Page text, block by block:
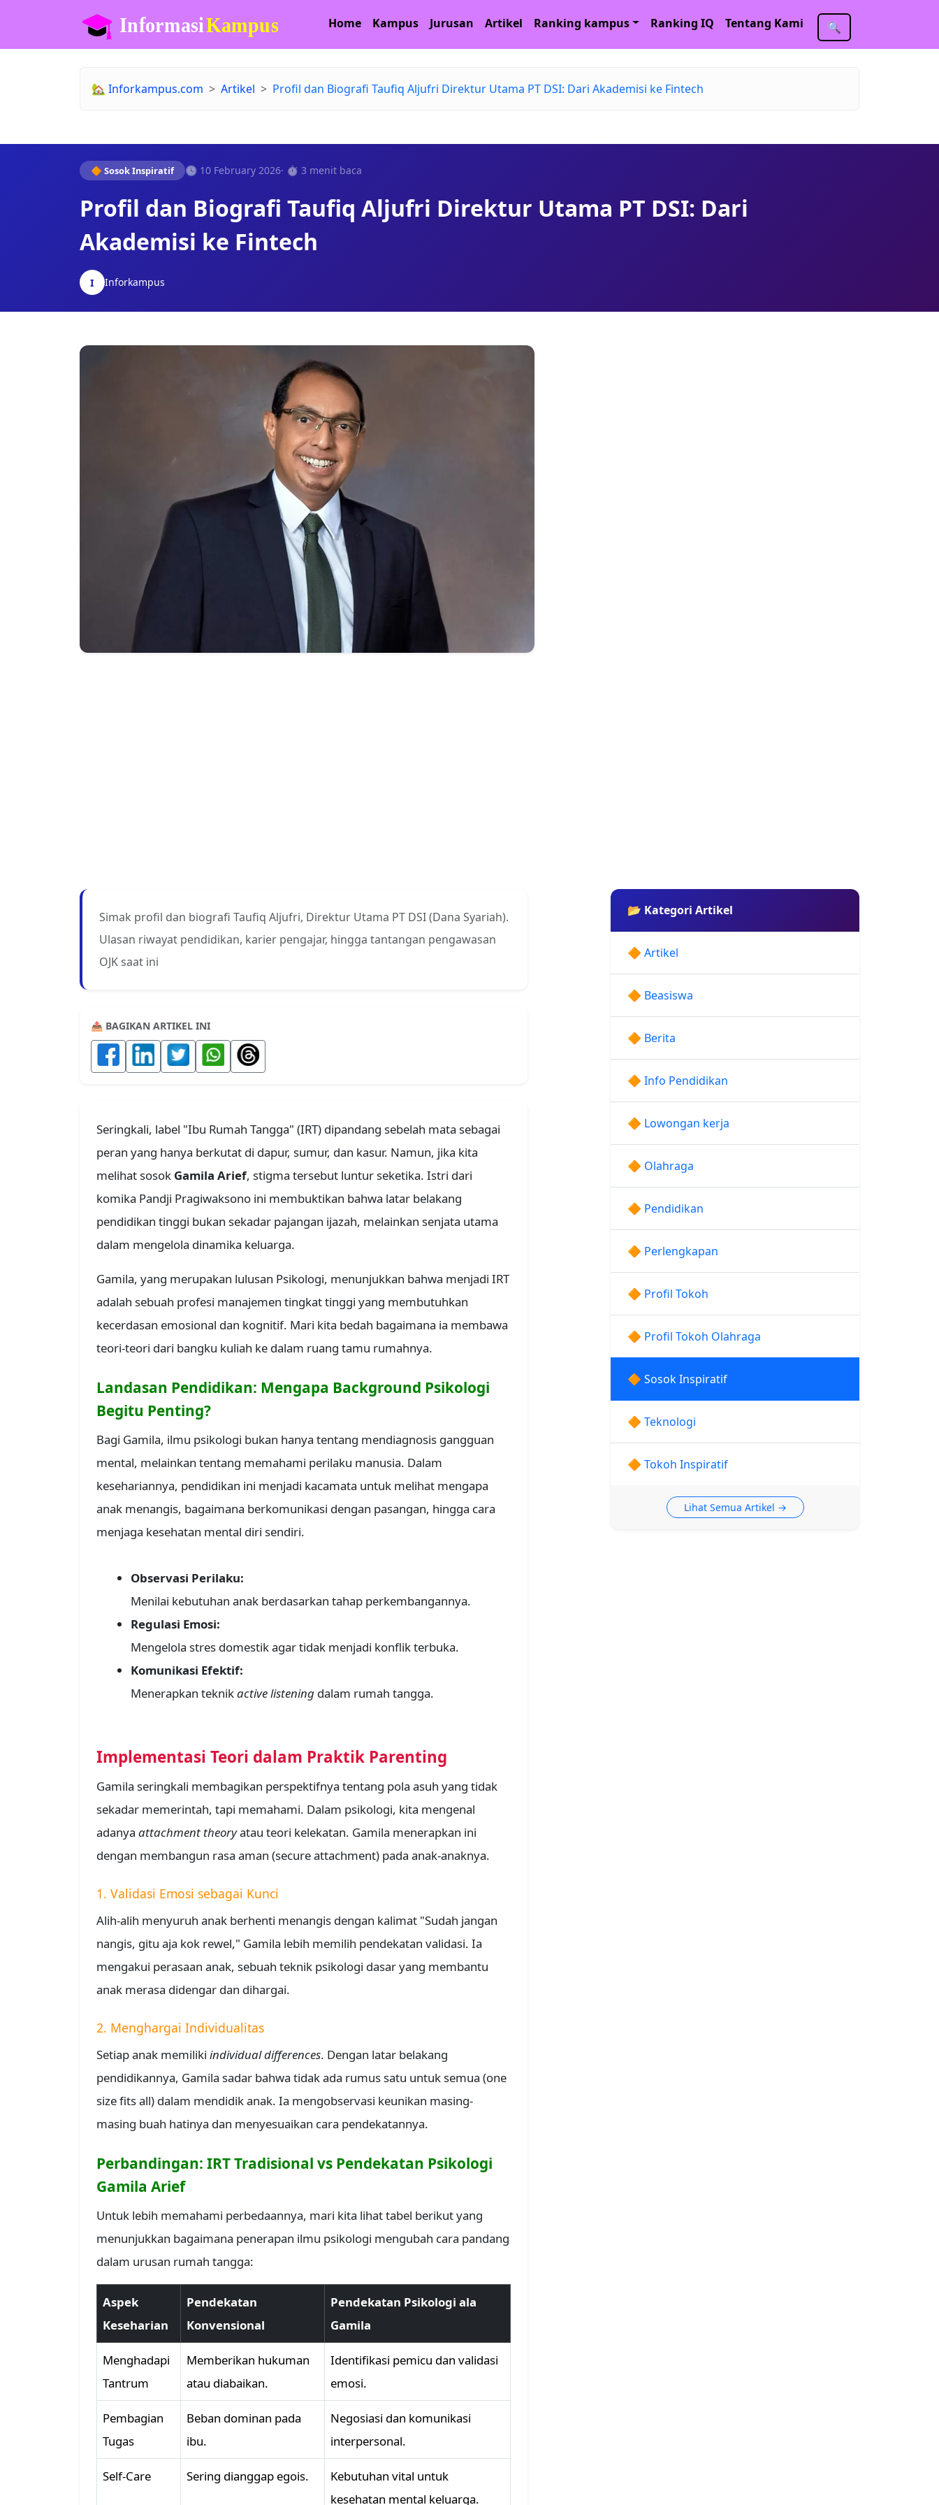
Home Kampus Jurusan Artikel Ranking kampus Ranking IQ Tentang Kami 🔍
🏡 Inforkampus.com Artikel Profil dan Biografi Taufiq Aljufri Direktur Utama PT DSI: Dari Akademisi ke Fintech
🔶 Sosok Inspiratif 🕓 10 February 2026· ⏱️ 3 menit baca
Profil dan Biografi Taufiq Aljufri Direktur Utama PT DSI: Dari
Akademisi ke Fintech
I Inforkampus
Simak profil dan biografi Taufiq Aljufri, Direktur Utama PT DSI (Dana Syariah).
Ulasan riwayat pendidikan, karier pengajar, hingga tantangan pengawasan
OJK saat ini
📤 BAGIKAN ARTIKEL INI
Seringkali, label "Ibu Rumah Tangga" (IRT) dipandang sebelah mata sebagai
peran yang hanya berkutat di dapur, sumur, dan kasur. Namun, jika kita
melihat sosok Gamila Arief, stigma tersebut luntur seketika. Istri dari
komika Pandji Pragiwaksono ini membuktikan bahwa latar belakang
pendidikan tinggi bukan sekadar pajangan ijazah, melainkan senjata utama
dalam mengelola dinamika keluarga.
Gamila, yang merupakan lulusan Psikologi, menunjukkan bahwa menjadi IRT
adalah sebuah profesi manajemen tingkat tinggi yang membutuhkan
kecerdasan emosional dan kognitif. Mari kita bedah bagaimana ia membawa
teori-teori dari bangku kuliah ke dalam ruang tamu rumahnya.
Landasan Pendidikan: Mengapa Background Psikologi
Begitu Penting?
Bagi Gamila, ilmu psikologi bukan hanya tentang mendiagnosis gangguan
mental, melainkan tentang memahami perilaku manusia. Dalam
kesehariannya, pendidikan ini menjadi kacamata untuk melihat mengapa
anak menangis, bagaimana berkomunikasi dengan pasangan, hingga cara
menjaga kesehatan mental diri sendiri.
Observasi Perilaku:
Menilai kebutuhan anak berdasarkan tahap perkembangannya.
Regulasi Emosi:
Mengelola stres domestik agar tidak menjadi konflik terbuka.
Komunikasi Efektif:
Menerapkan teknikactive listening dalam rumah tangga.
Implementasi Teori dalam Praktik Parenting
Gamila seringkali membagikan perspektifnya tentang pola asuh yang tidak
sekadar memerintah, tapi memahami. Dalam psikologi, kita mengenal
adanya attachment theoryatau teori kelekatan. Gamila menerapkan ini
dengan membangun rasa aman (secure attachment) pada anak-anaknya.
1. Validasi Emosi sebagai Kunci
Alih-alih menyuruh anak berhenti menangis dengan kalimat "Sudah jangan
nangis, gitu aja kok rewel," Gamila lebih memilih pendekatan validasi. Ia
mengakui perasaan anak, sebuah teknik psikologi dasar yang membantu
anak merasa didengar dan dihargai.
2. Menghargai Individualitas
Setiap anak memiliki individual differences. Dengan latar belakang
pendidikannya, Gamila sadar bahwa tidak ada rumus satu untuk semua (one
size fits all) dalam mendidik anak. Ia mengobservasi keunikan masing-
masing buah hatinya dan menyesuaikan cara pendekatannya.
Perbandingan: IRT Tradisional vs Pendekatan Psikologi
Gamila Arief
Untuk lebih memahami perbedaannya, mari kita lihat tabel berikut yang
menunjukkan bagaimana penerapan ilmu psikologi mengubah cara pandang
dalam urusan rumah tangga:
Aspek
Keseharian
Pendekatan
Konvensional
Pendekatan Psikologi ala
Gamila
Menghadapi
Tantrum
Memberikan hukuman
atau diabaikan.
Identifikasi pemicu dan validasi
emosi.
Pembagian
Tugas
Beban dominan pada
ibu.
Negosiasi dan komunikasi
interpersonal.
Self-Care Sering dianggap egois.
Kebutuhan vital untuk
kesehatan mental keluarga.
📂 Kategori Artikel
🔶 Artikel
🔶 Beasiswa
🔶 Berita
🔶 Info Pendidikan
🔶 Lowongan kerja
🔶 Olahraga
🔶 Pendidikan
🔶 Perlengkapan
🔶 Profil Tokoh
🔶 Profil Tokoh Olahraga
🔶 Sosok Inspiratif
🔶 Teknologi
🔶 Tokoh Inspiratif
Lihat Semua Artikel →